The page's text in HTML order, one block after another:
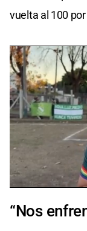
vuelta al 100 por
of
“Nos